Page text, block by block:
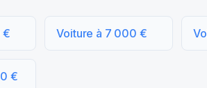
€ Voiture à 7 000 €
€